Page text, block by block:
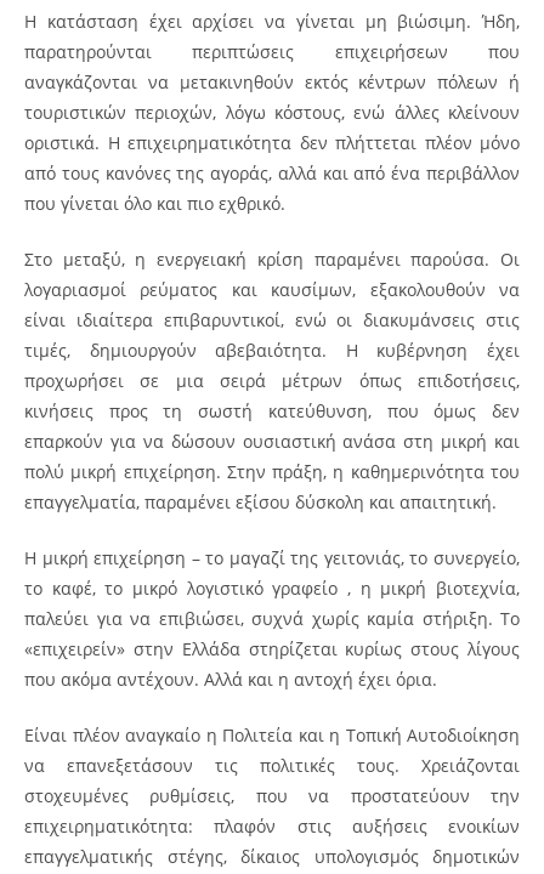
Η κατάσταση έχει αρχίσει να γίνεται μη βιώσιμη. Ήδη,
παρατηρούνται περιπτώσεις επιχειρήσεων που
αναγκάζονται να μετακινηθούν εκτός κέντρων πόλεων ή
τουριστικών περιοχών, λόγω κόστους, ενώ άλλες κλείνουν
οριστικά. Η επιχειρηματικότητα δεν πλήττεται πλέον μόνο
από τους κανόνες της αγοράς, αλλά και από ένα περιβάλλον
που γίνεται όλο και πιο εχθρικό.
Στο μεταξύ, η ενεργειακή κρίση παραμένει παρούσα. Οι
λογαριασμοί ρεύματος και καυσίμων, εξακολουθούν να
είναι ιδιαίτερα επιβαρυντικοί, ενώ οι διακυμάνσεις στις
τιμές, δημιουργούν αβεβαιότητα. Η κυβέρνηση έχει
προχωρήσει σε μια σειρά μέτρων όπως επιδοτήσεις,
κινήσεις προς τη σωστή κατεύθυνση, που όμως δεν
επαρκούν για να δώσουν ουσιαστική ανάσα στη μικρή και
πολύ μικρή επιχείρηση. Στην πράξη, η καθημερινότητα του
επαγγελματία, παραμένει εξίσου δύσκολη και απαιτητική.
Η μικρή επιχείρηση – το μαγαζί της γειτονιάς, το συνεργείο,
το καφέ, το μικρό λογιστικό γραφείο , η μικρή βιοτεχνία,
παλεύει για να επιβιώσει, συχνά χωρίς καμία στήριξη. Το
«επιχειρείν» στην Ελλάδα στηρίζεται κυρίως στους λίγους
που ακόμα αντέχουν. Αλλά και η αντοχή έχει όρια.
Είναι πλέον αναγκαίο η Πολιτεία και η Τοπική Αυτοδιοίκηση
να επανεξετάσουν τις πολιτικές τους. Χρειάζονται
στοχευμένες ρυθμίσεις, που να προστατεύουν την
επιχειρηματικότητα: πλαφόν στις αυξήσεις ενοικίων
επαγγελματικής στέγης, δίκαιος υπολογισμός δημοτικών